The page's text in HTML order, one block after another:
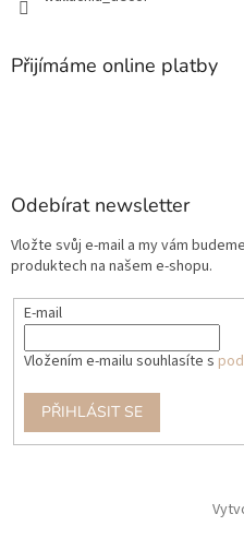
Přijímáme online platby
Odebírat newsletter
Vložte svůj e-mail a my vám
produktech na našem e-shopu.
E-mail
Vložením e-mailu souhlasíte s
PŘIHLÁSIT SE